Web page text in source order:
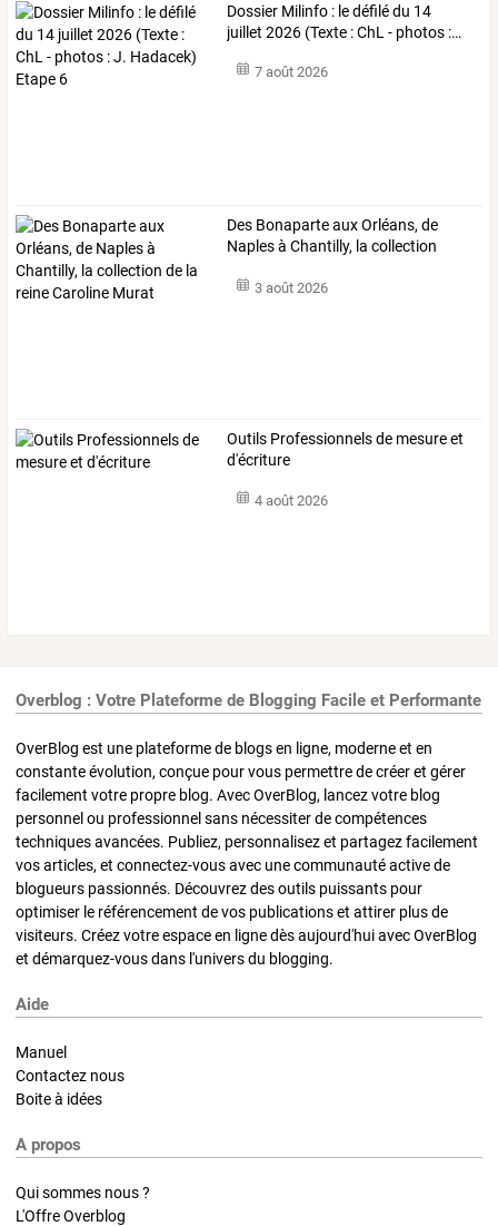
Dossier Milinfo : ledéfilédu 14
juillet 2026 (Texte :ChL - photos :…
7 août 2026
Des BonaparteauxOrléans, de
Naplesà Chantilly, la collection
3 août 2026
Outils Professionnels de mesure et
d'écriture
4 août 2026
Overblog : Votre Plateforme de Blogging Facile et Performante
OverBlog est une plateforme de blogs en ligne, moderne et en
constante évolution, conçue pour vous permettre de créer et gérer
facilement votre propre blog. Avec OverBlog, lancez votre blog
personnel ou professionnel sans nécessiter de compétences
techniques avancées. Publiez, personnalisez et partagez facilement
vos articles, et connectez-vous avec une communauté active de
blogueurs passionnés. Découvrez des outils puissants pour
optimiser le référencement de vos publications et attirer plus de
visiteurs. Créez votre espace en ligne dès aujourd'hui avec OverBlog
et démarquez-vous dans l'univers du blogging.
Aide
Manuel
Contactez nous
Boite à idées
A propos
Qui sommes nous ?
L'Offre Overblog